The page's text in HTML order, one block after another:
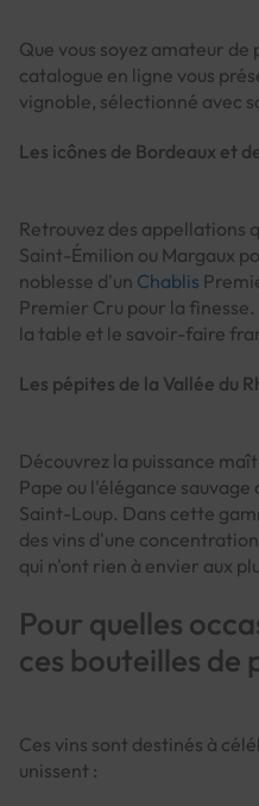
Que vous soyez amateur de
catalogue en ligne vous
vignoble, sélectionné avec
Les icônes de Bordeaux et
Retrouvez des appellations
Saint-Émilion ou Margaux
noblesse d'un Chablis
Premier Cru pour la
la table et le savoir-faire
Les pépites de la Vallée du
Découvrez la puissance
Pape ou l'élégance sauvage
Saint-Loup. Dans cette
des vins d'une
qui n'ont rien à envier aux
Pour quelles
ces bouteilles de
Ces vins sont destinés à
unissent :